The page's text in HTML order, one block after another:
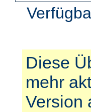
Diese
mehr
Version